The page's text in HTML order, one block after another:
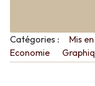
Catégories : Mis
Economie